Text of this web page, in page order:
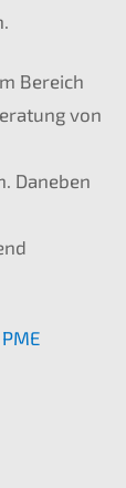
Bereich
von
Daneben
PME